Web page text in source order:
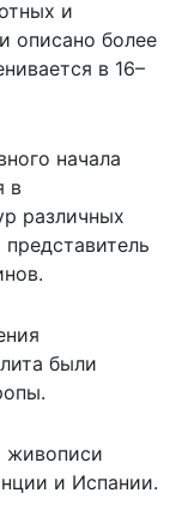
и
описано более
в 16–
начала
в
различных
были
живописи
и Испании.